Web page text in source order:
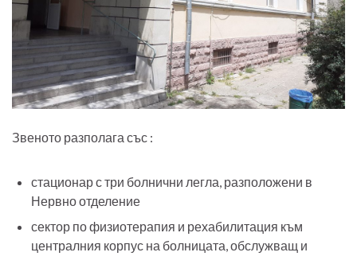
Звеното разполага със :
стационар с три болнични легла, разположени в
Нервно отделение
сектор по физиотерапия и рехабилитация към
централния корпус на болницата, обслужващ и